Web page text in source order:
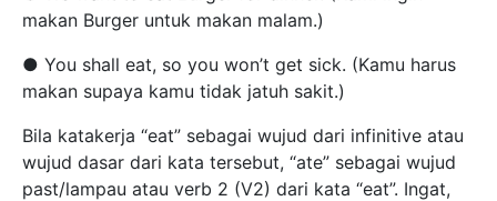
makan Burger untuk makan malam.)
● You shall eat, so you won’t get sick. (Kamu harus
makan supaya kamu tidak jatuh sakit.)
Bila katakerja “eat” sebagai wujud dari infinitive atau
wujud dasar dari kata tersebut, “ate” sebagai wujud
past/lampau atau verb 2 (V2) dari kata “eat”. Ingat,